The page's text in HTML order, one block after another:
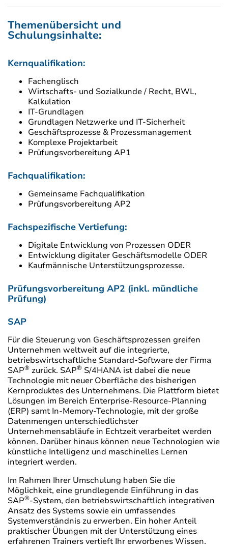
Themenübersicht und
Schulungsinhalte:
Kernqualifikation:
Fachenglisch
Wirtschafts- und Sozialkunde / Recht, BWL,
Kalkulation
IT-Grundlagen
Grundlagen Netzwerke und IT-Sicherheit
Geschäftsprozesse & Prozessmanagement
Komplexe Projektarbeit
Prüfungsvorbereitung AP1
Fachqualifikation:
Gemeinsame Fachqualifikation
Prüfungsvorbereitung AP2
Fachspezifische Vertiefung:
Digitale Entwicklung von Prozessen ODER
Entwicklung digitaler Geschäftsmodelle ODER
Kaufmännische Unterstützungsprozesse.
Prüfungsvorbereitung AP2 (inkl. mündliche
Prüfung)
SAP
Für die Steuerung von Geschäftsprozessen greifen
Unternehmen weltweit auf die integrierte,
betriebswirtschaftliche Standard-Software der Firma
SAP® zurück. SAP® S/4HANA ist dabei die neue
Technologie mit neuer Oberfläche des bisherigen
Kernproduktes des Unternehmens. Die Plattform bietet
Lösungen im Bereich Enterprise-Resource-Planning
(ERP) samt In-Memory-Technologie, mit der große
Datenmengen unterschiedlichster
Unternehmensabläufe in Echtzeit verarbeitet werden
können. Darüber hinaus können neue Technologien wie
künstliche Intelligenz und maschinelles Lernen
integriert werden.
Im Rahmen Ihrer Umschulung haben Sie die
Möglichkeit, eine grundlegende Einführung in das
SAP®-System, den betriebswirtschaftlich integrativen
Ansatz des Systems sowie ein umfassendes
Systemverständnis zu erwerben. Ein hoher Anteil
praktischer Übungen mit der Unterstützung eines
erfahrenen Trainers vertieft Ihr erworbenes Wissen.